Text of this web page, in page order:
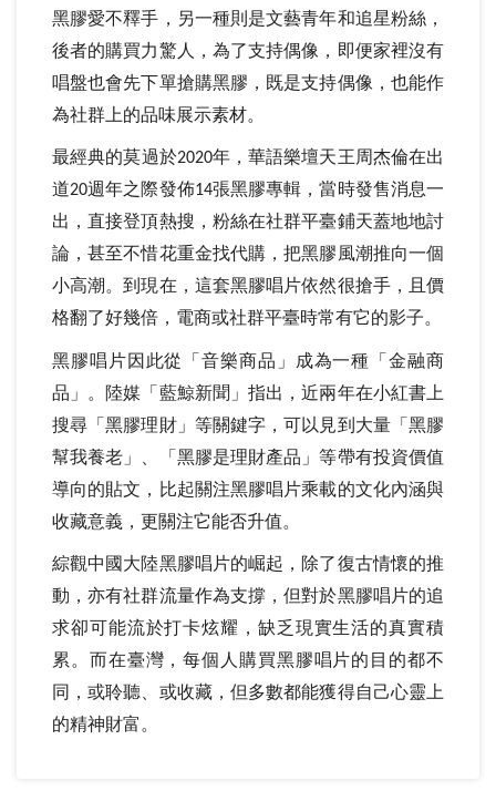
黑膠愛不釋手，另一種則是文藝青年和追星粉絲，
後者的購買力驚人，為了支持偶像，即便家裡沒有
唱盤也會先下單搶購黑膠，既是支持偶像，也能作
為社群上的品味展示素材。
最經典的莫過於2020年，華語樂壇天王周杰倫在出
道20週年之際發佈14張黑膠專輯，當時發售消息一
出，直接登頂熱搜，粉絲在社群平臺鋪天蓋地地討
論，甚至不惜花重金找代購，把黑膠風潮推向一個
小高潮。到現在，這套黑膠唱片依然很搶手，且價
格翻了好幾倍，電商或社群平臺時常有它的影子。
黑膠唱片因此從「音樂商品」成為一種「金融商
品」。陸媒「藍鯨新聞」指出，近兩年在小紅書上
搜尋「黑膠理財」等關鍵字，可以見到大量「黑膠
幫我養老」、「黑膠是理財產品」等帶有投資價值
導向的貼文，比起關注黑膠唱片乘載的文化內涵與
收藏意義，更關注它能否升值。
綜觀中國大陸黑膠唱片的崛起，除了復古情懷的推
動，亦有社群流量作為支撐，但對於黑膠唱片的追
求卻可能流於打卡炫耀，缺乏現實生活的真實積
累。而在臺灣，每個人購買黑膠唱片的目的都不
同，或聆聽、或收藏，但多數都能獲得自己心靈上
的精神財富。